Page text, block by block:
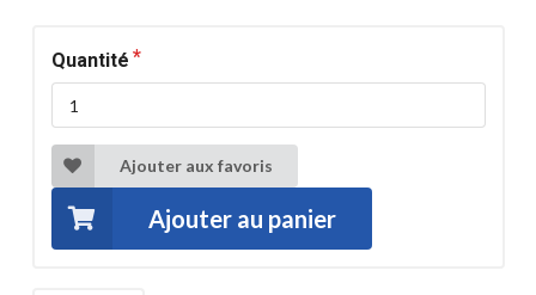
Quantité
Ajouter aux favoris
Ajouter au panier